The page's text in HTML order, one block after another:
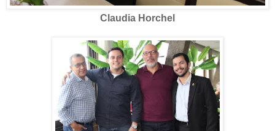
Claudia Horchel